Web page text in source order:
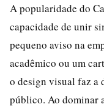
A popularidade do
capacidade de unir
pequeno aviso na
acadêmico ou um
o design visual faz a
público. Ao dominar